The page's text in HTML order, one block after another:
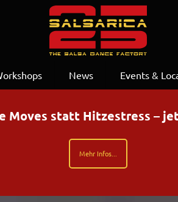
News Events &
Moves statt Hitzestress –
Mehr Infos...